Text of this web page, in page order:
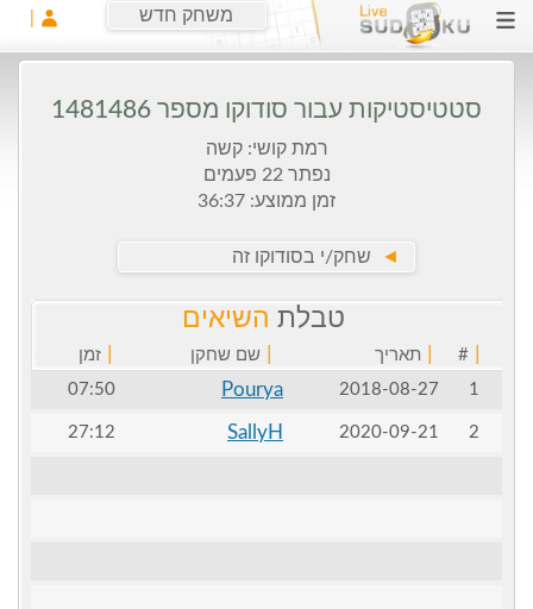
משחק חדש
סטטיסטיקות עבור סודוקו מספר 1481486
רמת קושי: קשה
נפתר 22 פעמים
זמן ממוצע: 36:37
►שחק/י בסודוקו זה
טבלת השיאים
# תאריך שם שחקן
זמן
1
2018-08-27
Pourya
07:50
2
2020-09-21
SallyH
27:12